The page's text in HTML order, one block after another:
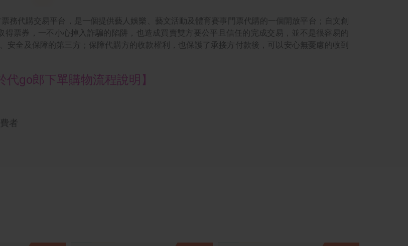
務代購交易平台，是一個提供藝人娛樂、藝文活動及體育賽事門票代購的一個開放平台；自文創
票券，一不小心掉入詐騙的陷阱，也造成買賣雙方要公平且信任的完成交易，並不是很容易的
安全及保障的第三方；保障代購方的收款權利，也保護了承接方付款後，可以安心無憂慮的收到
代go郎下單購物流程說明】
者